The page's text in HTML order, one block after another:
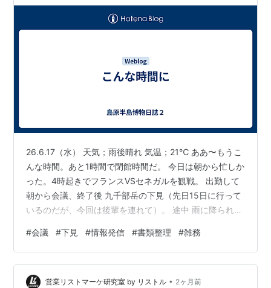
26.6.17（水） 天気；雨後晴れ 気温；21℃ ああ〜もうこ
んな時間。あと1時間で閉館時間だ。 今日は朝から忙しか
った。4時起きでフランスVSセネガルを観戦。 出勤して
朝から会議、終了後 九千部岳の下見（先日15日に行って
いるのだが、今回は後輩を連れて）。 途中 雨に降られ、
いでにヤマボウシの開花状況確認。 事務所に帰ってきて
からヤマボウシの開花情報（第３号）を発信（すみませ
ん、ブログには明日以降アップします）。 郵便物や回覧
の書類を片付け 他、細々した雑務をこなし、こんな時間
#会議 #下見 #情報発信 #書類整理 #雑務
営業リストマーケ研究室 by リストル • 2ヶ月前